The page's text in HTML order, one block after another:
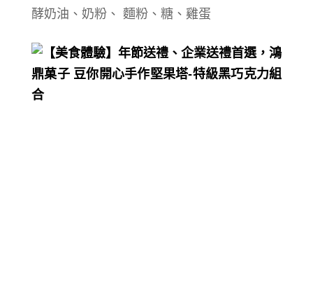
酵奶油、 奶粉、 麵粉、糖、雞蛋